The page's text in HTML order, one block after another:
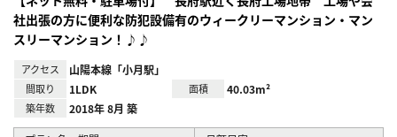
社出張の方に便利な防犯設備有のウィークリーマンション・マン
スリーマンション！♪♪
アクセス 山陽本線「小月駅」
間取り 1LDK 面積 40.03m²
築年数 2018年 8月 築